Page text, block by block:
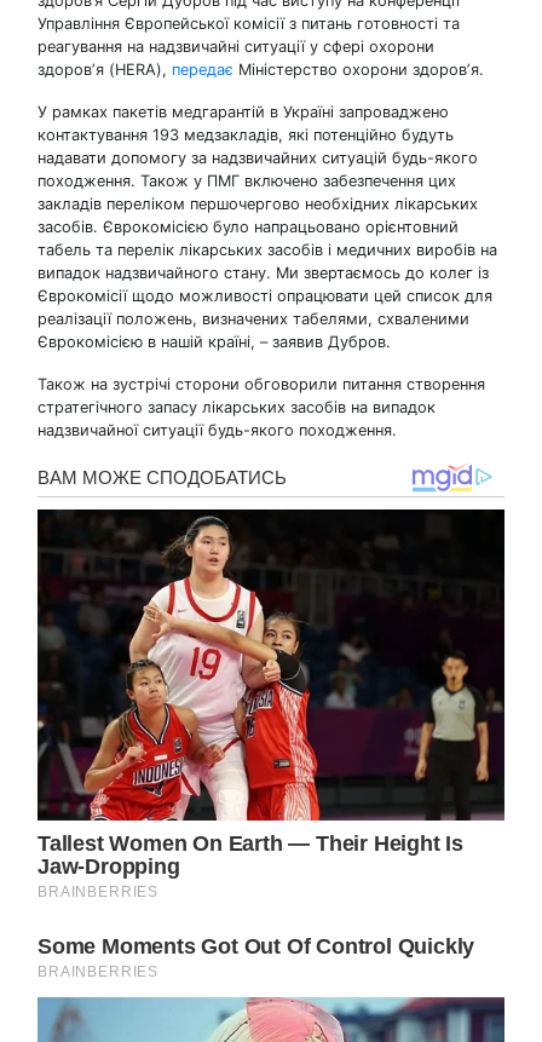
Управління Європейської комісії з питань готовності та
реагування на надзвичайні ситуації у сфері охорони
здоровʼя (HERA), передає Міністерство охорони здоровʼя.
У рамках пакетів медгарантій в Україні запроваджено
контактування 193 медзакладів, які потенційно будуть
надавати допомогу за надзвичайних ситуацій будь-якого
походження. Також у ПМГ включено забезпечення цих
закладів переліком першочергово необхідних лікарських
засобів. Єврокомісією було напрацьовано орієнтовний
табель та перелік лікарських засобів і медичних виробів на
випадок надзвичайного стану. Ми звертаємось до колег із
Єврокомісії щодо можливості опрацювати цей список для
реалізації положень, визначених табелями, схваленими
Єврокомісією в нашій країні, – заявив Дубров.
Також на зустрічі сторони обговорили питання створення
стратегічного запасу лікарських засобів на випадок
надзвичайної ситуації будь-якого походження.